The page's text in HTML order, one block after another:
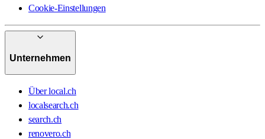
Cookie-Einstellungen
Unternehmen
Über local.ch
localsearch.ch
search.ch
renovero.ch